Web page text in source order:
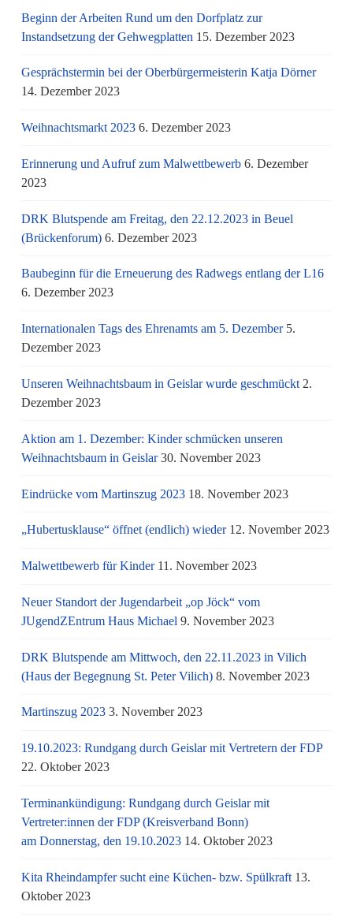
Beginn der Arbeiten Rund um den Dorfplatz zur
Instandsetzung der Gehwegplatten 15. Dezember 2023
Gesprächstermin bei der Oberbürgermeisterin Katja Dörner
14. Dezember 2023
Weihnachtsmarkt 2023 6. Dezember 2023
Erinnerung und Aufruf zum Malwettbewerb 6. Dezember
2023
DRK Blutspende am Freitag, den 22.12.2023 in Beuel
(Brückenforum) 6. Dezember 2023
Baubeginn für die Erneuerung des Radwegs entlang der L16
6. Dezember 2023
Internationalen Tags des Ehrenamts am 5. Dezember 5.
Dezember 2023
Unseren Weihnachtsbaum in Geislar wurde geschmückt 2.
Dezember 2023
Aktion am 1. Dezember: Kinder schmücken unseren
Weihnachtsbaum in Geislar 30. November 2023
Eindrücke vom Martinszug 2023 18. November 2023
„Hubertusklause“ öffnet (endlich) wieder 12. November 2023
Malwettbewerb für Kinder 11. November 2023
Neuer Standort der Jugendarbeit „op Jöck“ vom
JUgendZEntrum Haus Michael 9. November 2023
DRK Blutspende am Mittwoch, den 22.11.2023 in Vilich
(Haus der Begegnung St. Peter Vilich) 8. November 2023
Martinszug 2023 3. November 2023
19.10.2023: Rundgang durch Geislar mit Vertretern der FDP
22. Oktober 2023
Terminankündigung: Rundgang durch Geislar mit
Vertreter:innen der FDP (Kreisverband Bonn)
am Donnerstag, den 19.10.2023 14. Oktober 2023
Kita Rheindampfer sucht eine Küchen- bzw. Spülkraft 13.
Oktober 2023